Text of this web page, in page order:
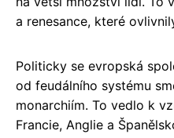
a renesance, které
Politicky se evropská
od feudálního systému
monarchiím. To vedlo k
Francie, Anglie a